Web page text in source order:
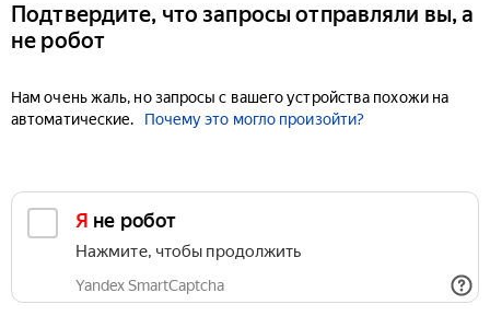
Подтвердите, что запросы отправляли вы, а
не робот
Нам очень жаль, но запросы с вашего устройства похожи на
автоматические.
Почему это могло произойти?
Я не робот
Нажмите, чтобы продолжить
Yandex SmartCaptcha